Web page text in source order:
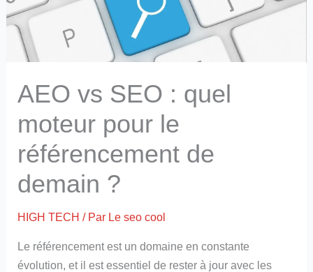
AEO vs SEO : quel
moteur pour le
référencement de
demain ?
HIGH TECH / Par Le seo cool
Le référencement est un domaine en constante
évolution, et il est essentiel de rester à jour avec les